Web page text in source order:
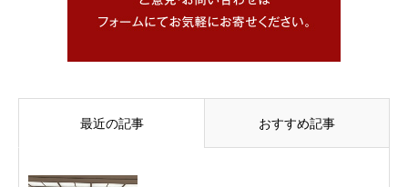
最近の記事 おすすめ記事